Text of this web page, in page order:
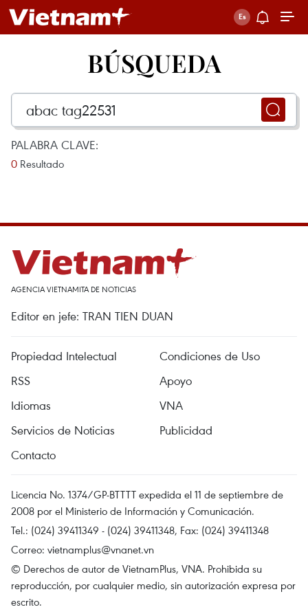
BÚSQUEDA
PALABRA CLAVE:
0 Resultado
AGENCIA VIETNAMITA DE NOTICIAS
Editor en jefe: TRAN TIEN DUAN
Propiedad Intelectual
Condiciones de Uso
RSS
Apoyo
Idiomas
VNA
Servicios de Noticias
Publicidad
Contacto
Licencia No. 1374/GP-BTTTT expedida el 11 de septiembre de
2008 por el Ministerio de Información y Comunicación.
Tel.: (024) 39411349 - (024) 39411348, Fax: (024) 39411348
Correo: vietnamplus@vnanet.vn
© Derechos de autor de VietnamPlus, VNA. Prohibida su
reproducción, por cualquier medio, sin autorización expresa por
escrito.